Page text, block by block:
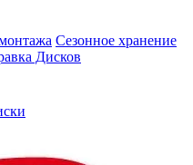
Сезонное хранение
Дисков